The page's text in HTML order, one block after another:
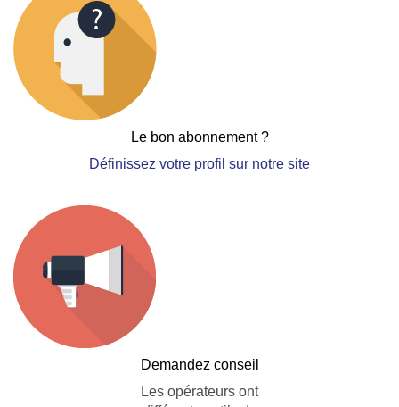
Le bon abonnement ?
Définissez votre profil sur notre site
Demandez conseil
Les opérateurs ont